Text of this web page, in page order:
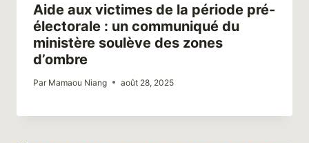
Aide aux victimes de la période pré-
électorale : un communiqué du
ministère soulève des zones
d’ombre
Par Mamaou Niang août 28, 2025